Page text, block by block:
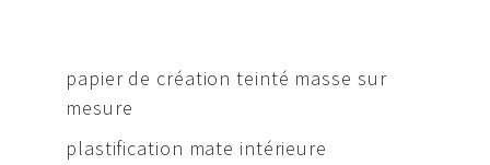
papier de création teinté masse sur
mesure
plastification mate intérieure